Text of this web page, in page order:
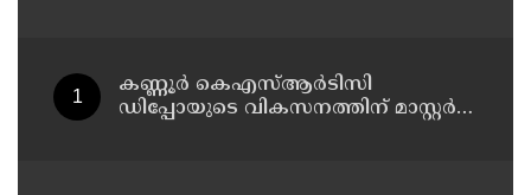
കണ്ണൂർ കെഎസ്ആർടിസി
ഡിപ്പോയുടെ വികസനത്തിന് മാസ്റ്റർ